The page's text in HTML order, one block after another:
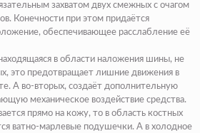
захватом двух смежных с очагом
Конечности при этом придаётся
обеспечивающее расслабление её
в области наложения шины, не
это предотвращает лишние движения в
А во-вторых, создаёт дополнительную
механическое воздействие средства.
прямо на кожу, то в область костных
ватно-марлевые подушечки. А в холодное